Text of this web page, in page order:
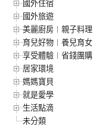
國外住宿
國外旅遊
美麗廚房︱親子料理
育兒好物︱養兒育女
享受體驗︱省錢團購
居家環境
媽媽寶貝
就是愛學
生活點滴
未分類